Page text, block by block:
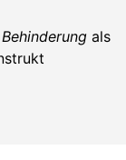
Behinderung als